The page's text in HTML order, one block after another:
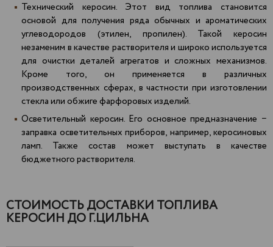
Технический керосин. Этот вид топлива становится
основой для получения ряда обычных и ароматических
углеводородов (этилен, пропилен). Такой керосин
незаменим в качестве растворителя и широко используется
для очистки деталей агрегатов и сложных механизмов.
Кроме того, он применяется в различных
производственных сферах, в частности при изготовлении
стекла или обжиге фарфоровых изделий.
Осветительный керосин. Его основное предназначение −
заправка осветительных приборов, например, керосиновых
ламп. Также состав может выступать в качестве
бюджетного растворителя.
СТОИМОСТЬ ДОСТАВКИ ТОПЛИВА
КЕРОСИН ДО Г.ЦИЛЬНА